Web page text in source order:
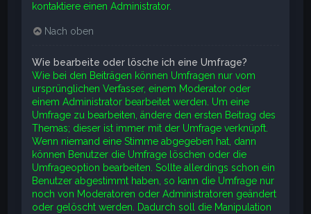
kontaktiere einen Administrator.
Nach oben
Wie bearbeite oder lösche ich eine Umfrage?
Wie bei den Beiträgen können Umfragen nur vom
ursprünglichen Verfasser, einem Moderator oder
einem Administrator bearbeitet werden. Um eine
Umfrage zu bearbeiten, ändere den ersten Beitrag des
Themas; dieser ist immer mit der Umfrage verknüpft.
Wenn niemand eine Stimme abgegeben hat, dann
können Benutzer die Umfrage löschen oder die
Umfrageoption bearbeiten. Sollte allerdings schon ein
Benutzer abgestimmt haben, so kann die Umfrage nur
noch von Moderatoren oder Administratoren geändert
oder gelöscht werden. Dadurch soll die Manipulation